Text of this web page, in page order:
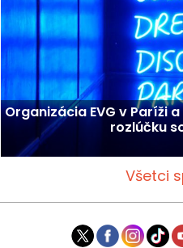
Organizácia EVG v Paríži
rozlúčku
Všetci